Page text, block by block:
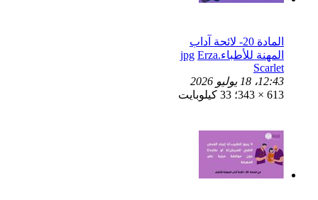
المادة 20- لائحة آداب
المهنة للأطباء.jpgErza
Scarlet
12:43، 18 يوليو 2026
613 × 343؛ 33 كيلوبايت